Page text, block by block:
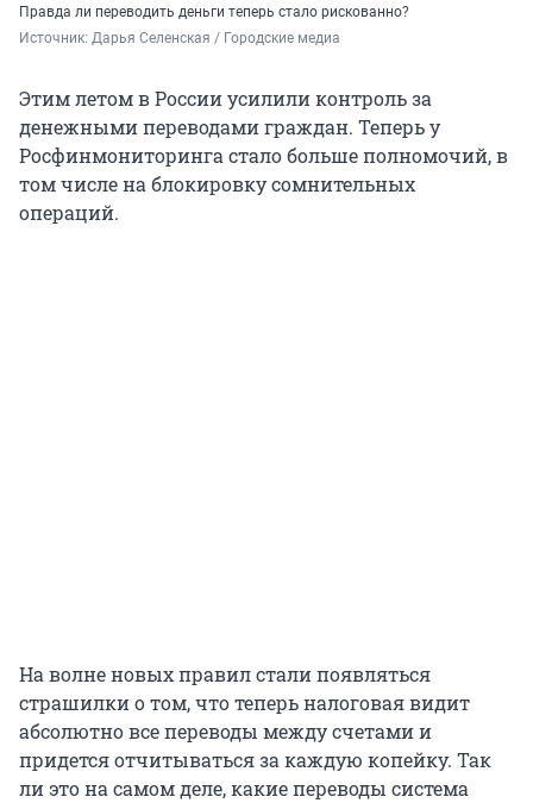
Правда ли переводить деньги теперь стало рискованно?
Источник: Дарья Селенская / Городские медиа
Этим летом в России усилили контроль за
денежными переводами граждан. Теперь у
Росфинмониторинга стало больше полномочий, в
том числе на блокировку сомнительных
операций.
На волне новых правил стали появляться
страшилки о том, что теперь налоговая видит
абсолютно все переводы между счетами и
придется отчитываться за каждую копейку. Так
ли это на самом деле, какие переводы система